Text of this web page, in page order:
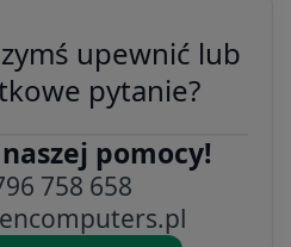
upewnić lub
pytanie?
pomocy!
758 658